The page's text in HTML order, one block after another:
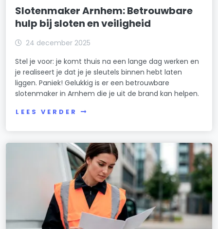
Slotenmaker Arnhem: Betrouwbare
hulp bij sloten en veiligheid
24 december 2025
Stel je voor: je komt thuis na een lange dag werken en
je realiseert je dat je je sleutels binnen hebt laten
liggen. Paniek! Gelukkig is er een betrouwbare
slotenmaker in Arnhem die je uit de brand kan helpen.
LEES VERDER